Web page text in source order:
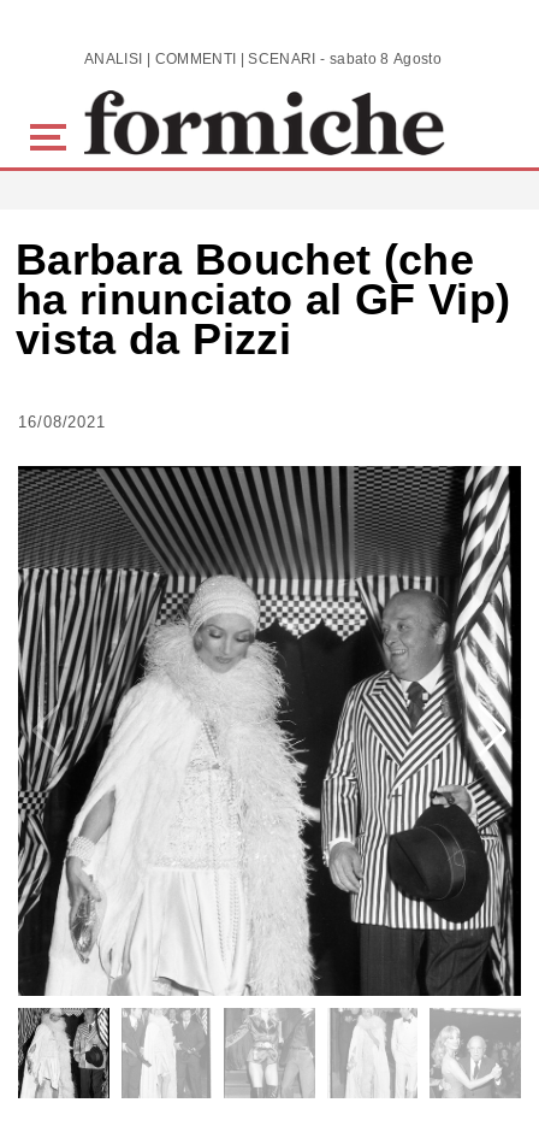
Skip to main content ANALISI | COMMENTI | SCENARI - sabato 8 Agosto 2026
Barbara Bouchet (che
ha rinunciato al GF Vip)
vista da Pizzi
16/08/2021